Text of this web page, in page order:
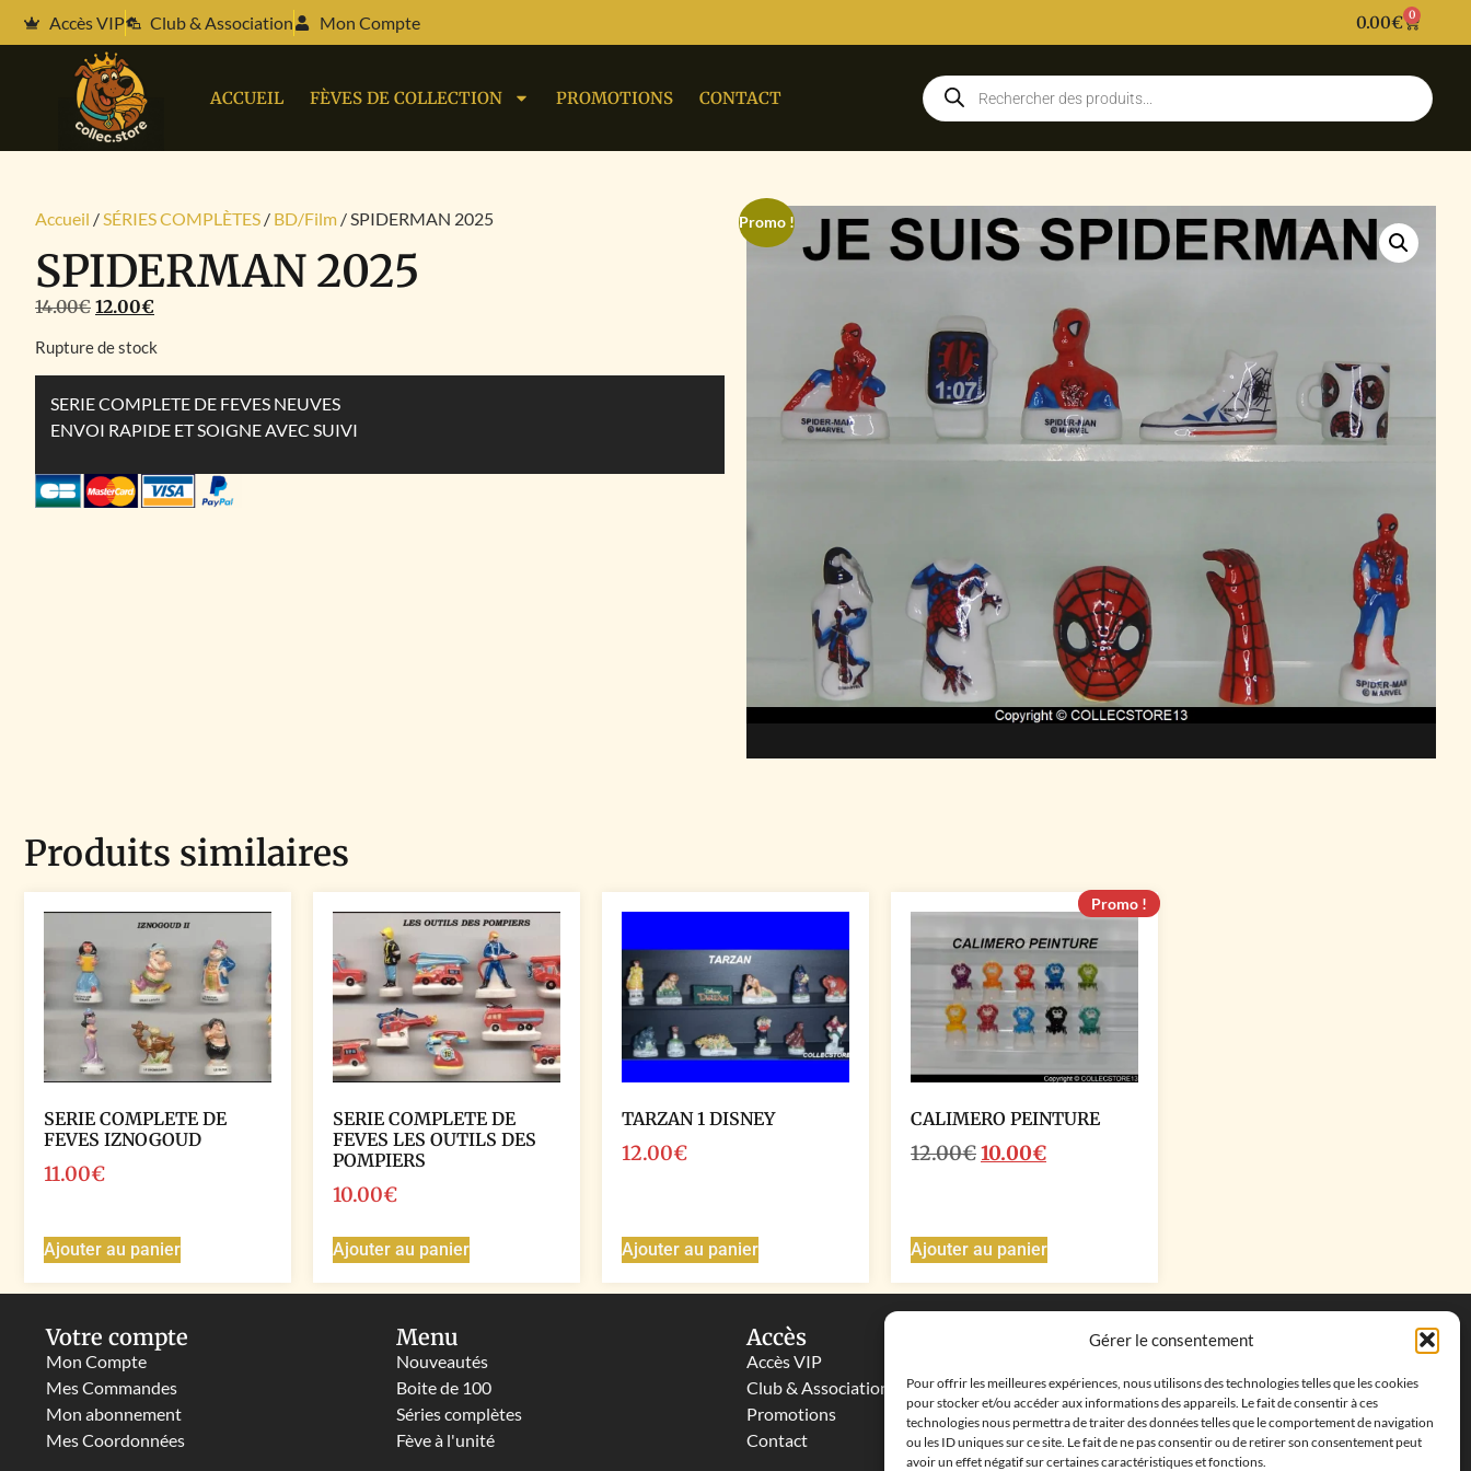
Gérer le consentement
Pour offrir les meilleures expériences, nous utilisons des technologies telles que les cookies
pour stocker et/ou accéder aux informations des appareils. Le fait de consentir à ces
technologies nous permettra de traiter des données telles que le comportement de navigation
ou les ID uniques sur ce site. Le fait de ne pas consentir ou de retirer son consentement peut
avoir un effet négatif sur certaines caractéristiques et fonctions.
Accès VIP Club & Association Mon Compte 0.00€ 0
ACCUEIL FÈVES DE COLLECTION PROMOTIONS CONTACT
Accueil /SÉRIES COMPLÈTES / BD/Film / SPIDERMAN 2025
SPIDERMAN 2025
14.00€ 12.00€
Rupture de stock
SERIE COMPLETE DE FEVES NEUVES
ENVOI RAPIDE ET SOIGNE AVEC SUIVI
Promo !
Produits similaires
SERIE COMPLETE DE
FEVES IZNOGOUD
11.00€
Ajouter au panier
SERIE COMPLETE DE
FEVES LES OUTILS DES
POMPIERS
10.00€
Ajouter au panier
TARZAN 1 DISNEY
12.00€
Ajouter au panier
Promo !
CALIMERO PEINTURE
12.00€10.00€
Ajouter au panier
Votre compte
Mon Compte
Mes Commandes
Mon abonnement
Mes Coordonnées
Menu
Nouveautés
Boite de 100
Séries complètes
Fève à l'unité
Accès
Accès VIP
Club & Associations
Promotions
Contact
Coordonnées
cléments, 13500 Martigues, France
Téléphone : ‭+33652313256‬
Email :feves.collecstore@gmail.com